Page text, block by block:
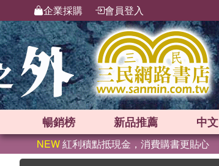
企業採購 會員登入
暢銷榜 新品推薦 中文
NEW紅利積點抵現金，消費購書更貼心